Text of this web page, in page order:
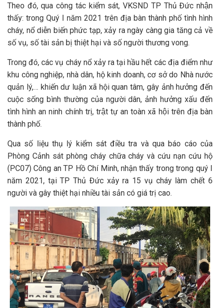
Theo đó, qua công tác kiểm sát, VKSND TP Thủ Đức nhận
thấy: trong Quý I năm 2021 trên địa bàn thành phố tình hình
cháy, nổ diễn biến phức tạp, xảy ra ngày càng gia tăng cả về
số vụ, số tài sản bị thiệt hại và số người thương vong.
Trong đó, các vụ cháy nổ xảy ra tại hầu hết các địa điểm như
khu công nghiệp, nhà dân, hộ kinh doanh, cơ sở do Nhà nước
quản lý,… khiến dư luận xã hội quan tâm, gây ảnh hưởng đến
cuộc sống bình thường của người dân, ảnh hưởng xấu đến
tình hình an ninh chính trị, trật tự an toàn xã hội trên địa bàn
thành phố.
Qua số liệu thụ lý kiểm sát điều tra và qua báo cáo của
Phòng Cảnh sát phòng cháy chữa cháy và cứu nạn cứu hộ
(PC07) Công an TP Hồ Chí Minh, nhận thấy trong trong quý I
năm 2021, tại TP Thủ Đức xảy ra 15 vụ cháy làm chết 6
người và gây thiệt hại nhiều tài sản có giá trị cao.